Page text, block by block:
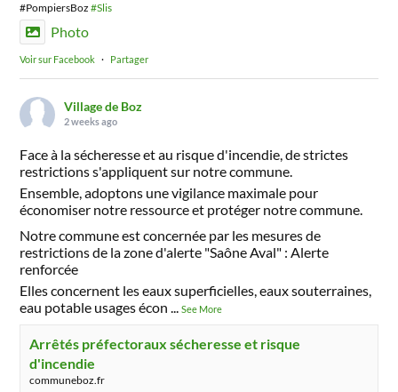
#PompiersBoz#Slis
Photo
Voir sur Facebook · Partager
Village de Boz
2 weeks ago
Face à la sécheresse et au risque d'incendie, de strictes
restrictions s'appliquent sur notre commune.
Ensemble, adoptons une vigilance maximale pour
économiser notre ressource et protéger notre commune.
Notre commune est concernée par les mesures de
restrictions de la zone d'alerte "Saône Aval" : Alerte
renforcée
Elles concernent les eaux superficielles, eaux souterraines,
eau potable usages écon ...See More
Arrêtés préfectoraux sécheresse et risque
d'incendie
communeboz.fr